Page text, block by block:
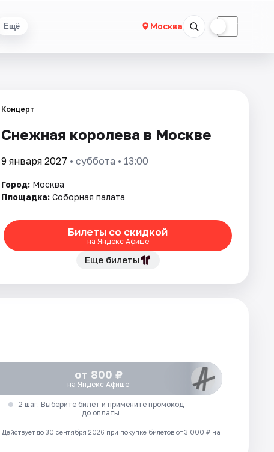
Ещё Москва ☾
Концерт
Снежная королева в Москве
9 января 2027 • суббота • 13:00
Город: Москва
Площадка: Соборная палата
Билеты со скидкой
на Яндекс Афише
Еще билеты
от 800 ₽
на Яндекс Афише
2 шаг. Выберите билет и примените промокод
до оплаты
Действует до 30 сентября 2026 при покупке билетов от 3 000 ₽ на